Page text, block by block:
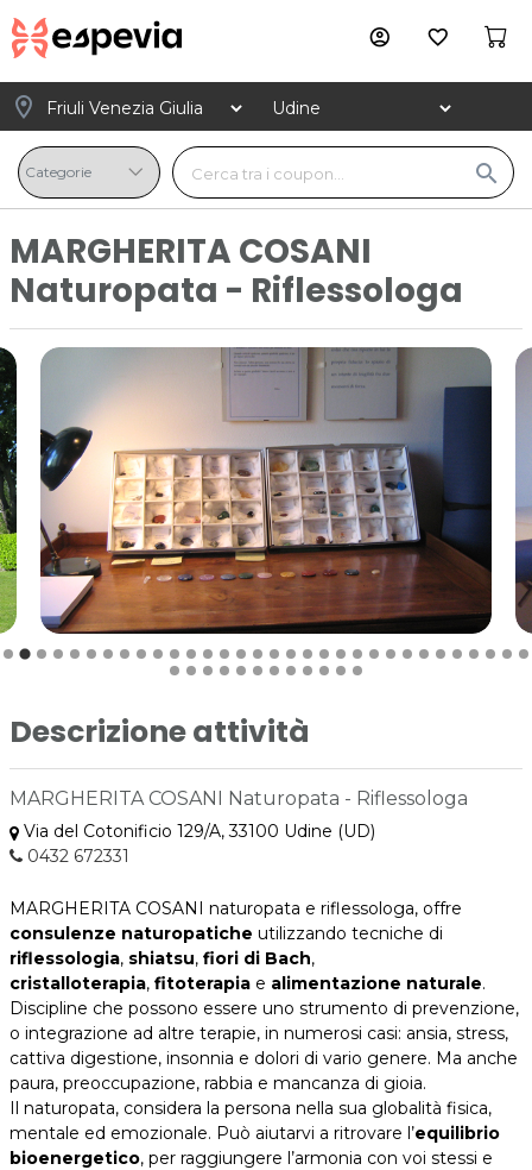
search
account_circle favorite_border
location_on
MARGHERITA COSANI
Naturopata - Riflessologa
Descrizione attività
MARGHERITA COSANI Naturopata - Riflessologa
Via del Cotonificio 129/A, 33100 Udine (UD)
0432 672331
MARGHERITA COSANI naturopata e riflessologa, offre
consulenze naturopatiche utilizzando tecniche di
riflessologia, shiatsu, fiori di Bach,
cristalloterapia, fitoterapia e alimentazione naturale.
Discipline che possono essere uno strumento di prevenzione,
o integrazione ad altre terapie, in numerosi casi: ansia, stress,
cattiva digestione, insonnia e dolori di vario genere. Ma anche
paura, preoccupazione, rabbia e mancanza di gioia.
Il naturopata, considera la persona nella sua globalità fisica,
mentale ed emozionale. Può aiutarvi a ritrovare l’equilibrio
bioenergetico, per raggiungere l’armonia con voi stessi e